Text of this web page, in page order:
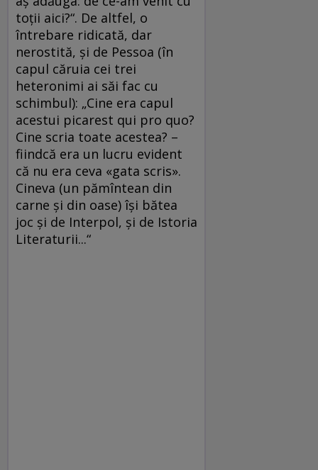
toţii aici?“. De altfel, o
întrebare ridicată, dar
nerostită, şi de Pessoa (în
capul căruia cei trei
heteronimi ai săi fac cu
schimbul): „Cine era capul
acestui picarest qui pro quo?
Cine scria toate acestea? –
fiindcă era un lucru evident
că nu era ceva «gata scris».
Cineva (un pămîntean din
carne şi din oase) îşi bătea
joc şi de Interpol, şi de Istoria
Literaturii...“